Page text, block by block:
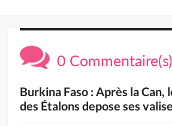
0 Commentaire(s)
Burkina Faso : Après la Can,
des Étalons depose ses